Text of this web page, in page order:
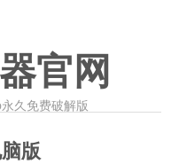
官网
久免费破解版
版